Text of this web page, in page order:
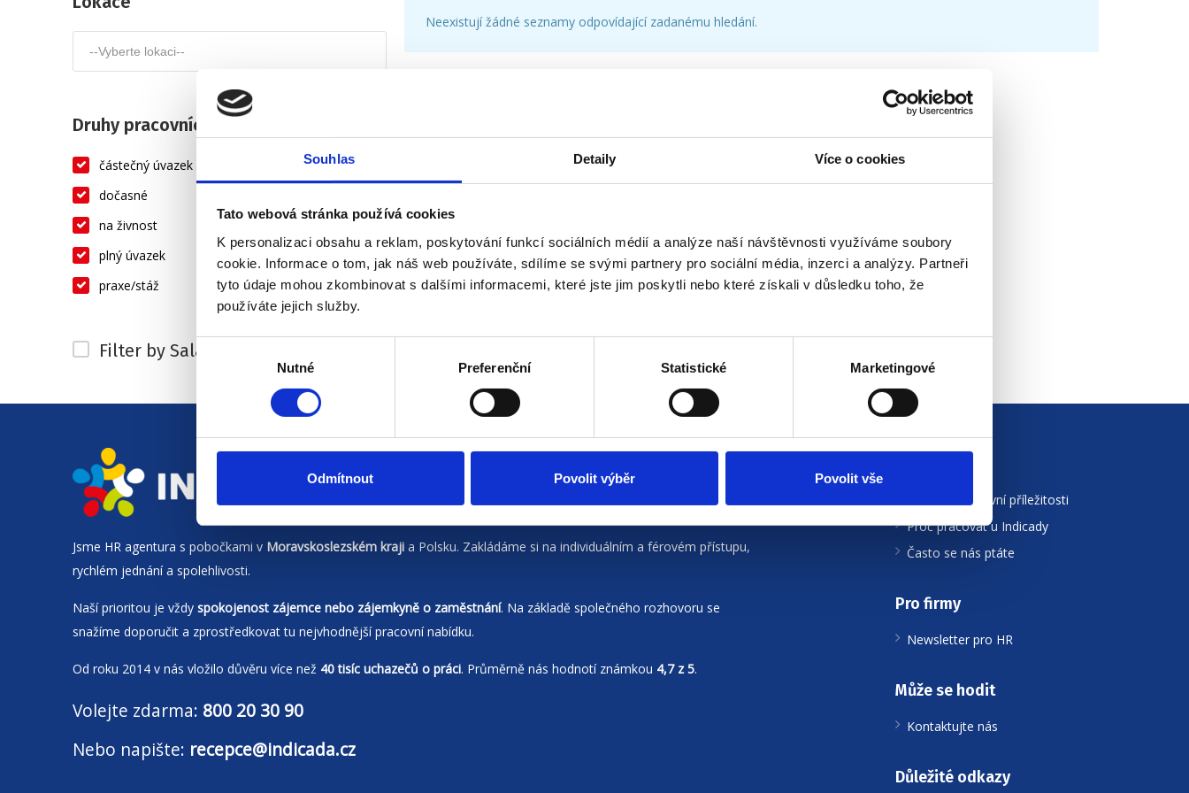
Souhlas Detaily Více o cookies
Tato webová stránka používá cookies
K personalizaci obsahu a reklam, poskytování funkcí sociálních médií a analýze naší návštěvnosti využíváme soubory
cookie. Informace o tom, jak náš web používáte, sdílíme se svými partnery pro sociální média, inzerci a analýzy. Partneři
tyto údaje mohou zkombinovat s dalšími informacemi, které jste jim poskytli nebo které získali v důsledku toho, že
používáte jejich služby.
Nutné Preferenční Statistické Marketingové
Odmítnout Povolit výběr Povolit vše
Druhy pracovních úvazků
částečný úvazek
dočasné
na živnost
plný úvazek
praxe/stáž
Filter by Salary
Neexistují žádné seznamy odpovídající zadanému hledání.
Jsme HR agentura s pobočkami v Moravskoslezském kraji a Polsku. Zakládáme si na individuálním a férovém přístupu,
rychlém jednání a spolehlivosti.
Naší prioritou je vždy spokojenost zájemce nebo zájemkyně o zaměstnání. Na základě společného rozhovoru se
snažíme doporučit a zprostředkovat tu nejvhodnější pracovní nabídku.
Od roku 2014 v nás vložilo důvěru více než 40 tisíc uchazečů o práci. Průměrně nás hodnotí známkou 4,7 z 5.
Volejte zdarma: 800 20 30 90
Nebo napište: recepce@indicada.cz
Všechny pracovní příležitosti
Proč pracovat u Indicady
Často se nás ptáte
Pro firmy
Newsletter pro HR
Může se hodit
Kontaktujte nás
Důležité odkazy